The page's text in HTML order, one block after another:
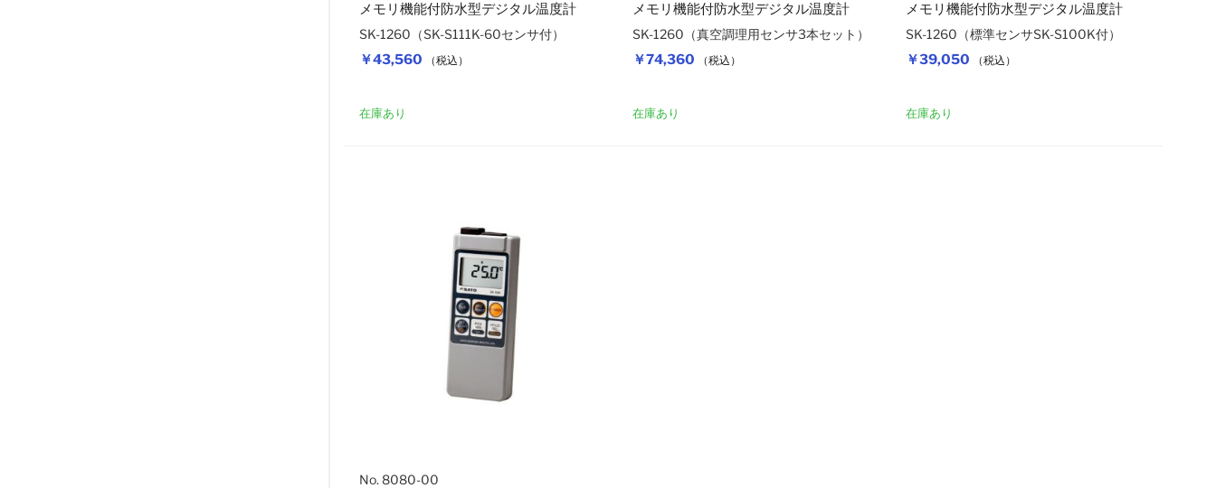
￥43,560 （税込）
メモリ機能付防水型デジタル温度計
SK-1260（SK-S111K-60センサ付）
在庫あり カートに入れる
￥74,360 （税込）
メモリ機能付防水型デジタル温度計
SK-1260（真空調理用センサ3本セット）
在庫あり カートに入れる
￥39,050 （税込）
メモリ機能付防水型デジタル温度計
SK-1260（標準センサSK-S100K付）
在庫あり
No. 8080-00